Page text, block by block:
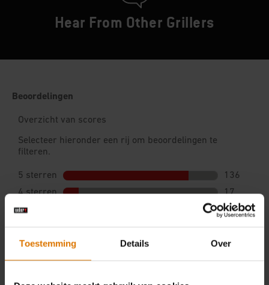
Toestemming Details Over
Hear From Other Grillers